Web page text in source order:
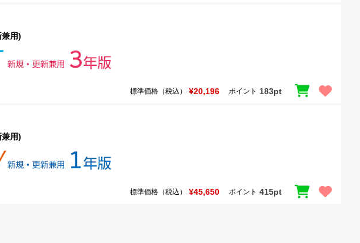
用)
標準価格（税込） ¥20,196 ポイント 183pt
用)
標準価格（税込） ¥45,650 ポイント 415pt